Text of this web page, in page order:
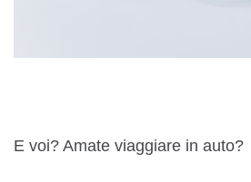
E voi? Amate viaggiare in auto?